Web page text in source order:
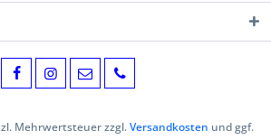
Mehrwertsteuer zzgl.Versandkosten und ggf.